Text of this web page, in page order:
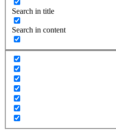
Search in title
Search in content